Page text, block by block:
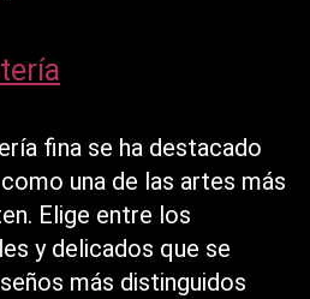
fina se ha destacado
una de las artes más
Elige entre los
y delicados que se
más distinguidos